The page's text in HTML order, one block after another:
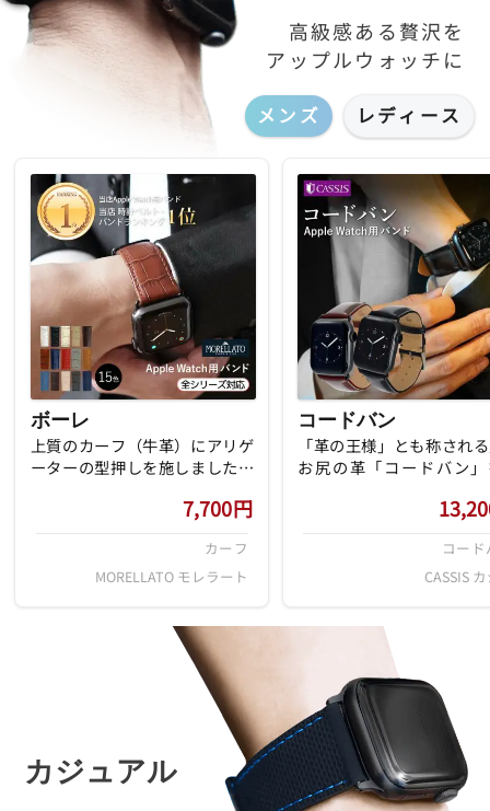
高級感ある贅沢を
アップルウォッチに
メンズ レディース
ボーレ
上質のカーフ（牛革）にアリゲ
ーターの型押しを施しました。
から、ヘビーユーザーのお客様
7,700円
カーフ
MORELLATO モレラート
コードバン
「革の王様」とも称され
お尻の革「コードバン
風合いを楽しめます。
コー
CASSIS
カジュアル